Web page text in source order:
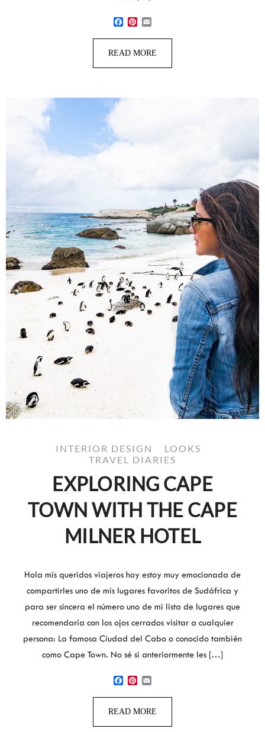
READ MORE
INTERIOR DESIGN
LOOKS
TRAVEL DIARIES
EXPLORING CAPE
TOWN WITH THE CAPE
MILNER HOTEL
Hola mis queridos viajeros hoy estoy muy emocionada de
compartirles uno de mis lugares favoritos de Sudáfrica y
para ser sincera el número uno de mi lista de lugares que
recomendaría con los ojos cerrados visitar a cualquier
persona: La famosa Ciudad del Cabo o conocido también
como Cape Town. No sé si anteriormente les […]
READ MORE